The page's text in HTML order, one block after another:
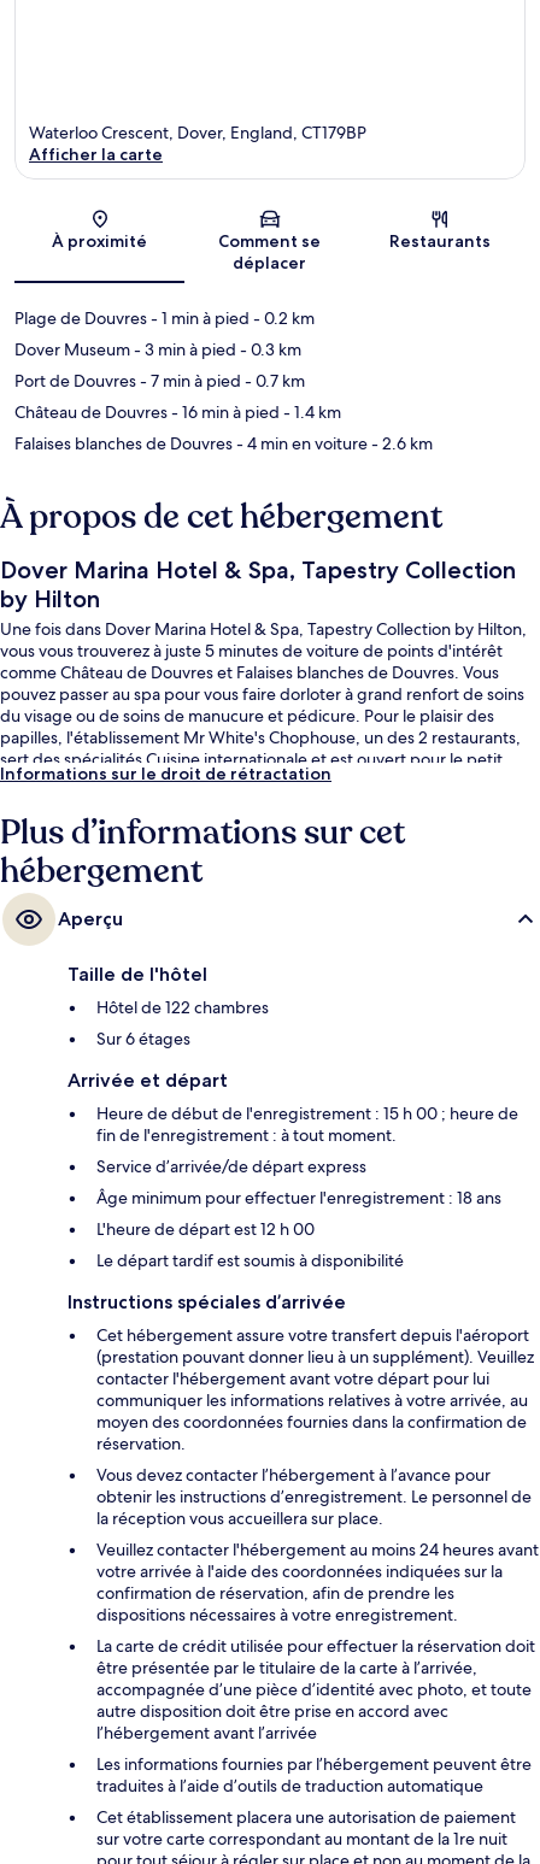
Carte
Waterloo Crescent, Dover, England, CT179BP
Afficher la carte
À proximité
Comment se
déplacer
Restaurants
Plage de Douvres- 1 min à pied - 0.2 km
Dover Museum- 3 min à pied - 0.3 km
Port de Douvres- 7 min à pied - 0.7 km
Château de Douvres- 16 min à pied - 1.4 km
Falaises blanches de Douvres- 4 min en voiture- 2.6 km
À propos de cet hébergement
Dover Marina Hotel & Spa, Tapestry Collection
by Hilton
Une fois dans Dover Marina Hotel & Spa, Tapestry Collection by Hilton,
vous vous trouverez à juste 5 minutes de voiture de points d'intérêt
comme Château de Douvres et Falaises blanches de Douvres. Vous
pouvez passer au spa pour vous faire dorloter à grand renfort de soins
du visage ou de soins de manucure et pédicure. Pour le plaisir des
papilles, l'établissement Mr White's Chophouse, un des 2 restaurants,
sert des spécialités Cuisine internationale et est ouvert pour le petit
déjeuner, le déjeuner ainsi que le dîner. Parmi les autres avantages de
remise en forme et une salle de fitness, l'idéal pour des vacances sans
soucis. Les autres voyageurs ne tarissent pas d'éloges en ce qui
concerne le personnel attentionné et l'emplacement.
Informations sur le droit de rétractation
Plus d’informations sur cet
hébergement
Aperçu
Taille de l'hôtel
Hôtel de 122 chambres
Sur 6 étages
Arrivée et départ
Heure de début de l'enregistrement : 15 h 00 ; heure de
fin de l'enregistrement : à tout moment.
Service d’arrivée/de départ express
Âge minimum pour effectuer l'enregistrement : 18 ans
L'heure de départ est 12 h 00
Le départ tardif est soumis à disponibilité
Instructions spéciales d’arrivée
Cet hébergement assure votre transfert depuis l'aéroport
(prestation pouvant donner lieu à un supplément). Veuillez
contacter l'hébergement avant votre départ pour lui
communiquer les informations relatives à votre arrivée, au
moyen des coordonnées fournies dans la confirmation de
réservation.
Vous devez contacter l’hébergement à l’avance pour
obtenir les instructions d’enregistrement. Le personnel de
la réception vous accueillera sur place.
Veuillez contacter l'hébergement au moins 24 heures avant
votre arrivée à l'aide des coordonnées indiquées sur la
confirmation de réservation, afin de prendre les
dispositions nécessaires à votre enregistrement.
La carte de crédit utilisée pour effectuer la réservation doit
être présentée par le titulaire de la carte à l’arrivée,
accompagnée d’une pièce d’identité avec photo, et toute
autre disposition doit être prise en accord avec
l’hébergement avant l’arrivée
Les informations fournies par l’hébergement peuvent être
traduites à l’aide d’outils de traduction automatique
Cet établissement placera une autorisation de paiement
sur votre carte correspondant au montant de la 1re nuit